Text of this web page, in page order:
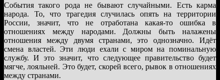
События такого рода не бывают случайными. Есть карма
народа. То, что трагедия случилась опять на территории
России, значит, что не отработана какая-то ошибка в
отношениях между народами. Должны быть налажены
отношения между двумя странами, это однозначно. Идёт
смена властей. Эти люди ехали с миром на поминальную
службу. И это значит, что следующее правительство будет
мягче, лояльней. Это будет, скорей всего, рывок в отношениях
между странами.